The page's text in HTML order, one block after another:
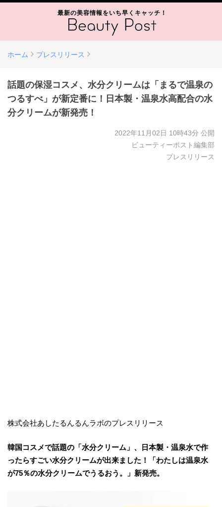
最新の美容情報をいち早くキャッチ！
ホーム プレスリリース
話題の保湿コスメ、水分クリームは「まるで温泉の
つるすべ」が新定番に！日本製・温泉水高配合の水
分クリームが新発売！
2022年11月02日 10時43分 公開
ビューティーポスト編集部
プレスリリース
株式会社あしたるんるんラボのプレスリリース
韓国コスメで話題の「水分クリーム」、日本製・温泉水で作
ったらすごい水分クリームが出来ました！「わたしは温泉水
が75％の水分クリームでうるおう。」新発売。